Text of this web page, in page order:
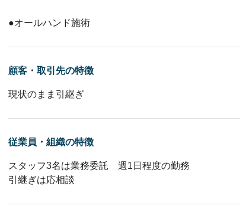
●オールハンド施術
顧客・取引先の特徴
現状のまま引継ぎ
従業員・組織の特徴
スタッフ3名は業務委託　週1日程度の勤務
引継ぎは応相談